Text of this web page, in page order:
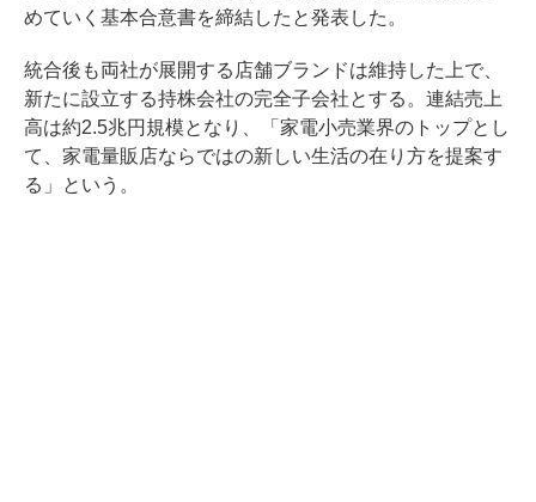
めていく基本合意書を締結したと発表した。
統合後も両社が展開する店舗ブランドは維持した上で、
新たに設立する持株会社の完全子会社とする。連結売上
高は約2.5兆円規模となり、「家電小売業界のトップとし
て、家電量販店ならではの新しい生活の在り方を提案す
る」という。